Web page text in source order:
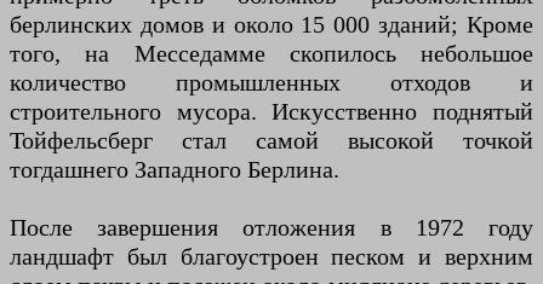
берлинских домов и около 15 000 зданий; Кроме
того, на Месседамме скопилось небольшое
количество промышленных отходов и
строительного мусора. Искусственно поднятый
Тойфельсберг стал самой высокой точкой
тогдашнего Западного Берлина.
После завершения отложения в 1972 году
ландшафт был благоустроен песком и верхним